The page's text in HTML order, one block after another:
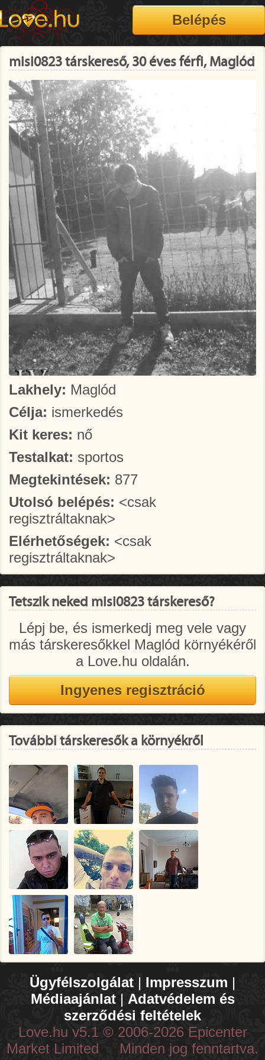
misi0823 társkereső, 30 éves férfi, Maglód
Lakhely: Maglód
Célja: ismerkedés
Kit keres: nő
Testalkat: sportos
Megtekintések: 877
Utolsó belépés: <csak
regisztráltaknak>
Elérhetőségek: <csak
regisztráltaknak>
Tetszik neked misi0823 társkereső?
Lépj be, és ismerkedj meg vele vagy
más társkeresőkkel Maglód környékéről
a Love.hu oldalán.
További társkeresők a környékről
Ügyfélszolgálat | Impresszum |
Médiaajánlat| Adatvédelem és
szerződési feltételek
Love.hu v5.1 © 2006-2026 Epicenter
Market Limited Minden jog fenntartva.